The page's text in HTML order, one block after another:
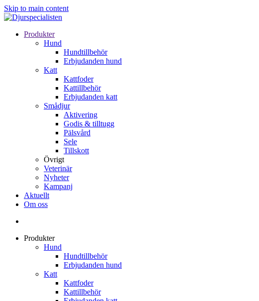
Skip to main content
Produkter
Hund
Hundtillbehör
Erbjudanden hund
Katt
Kattfoder
Kattillbehör
Erbjudanden katt
Smådjur
Aktivering
Godis & tilltugg
Pälsvård
Sele
Tillskott
Övrigt
Veterinär
Nyheter
Kampanj
Aktuellt
Om oss
Produkter
Hund
Hundtillbehör
Erbjudanden hund
Katt
Kattfoder
Kattillbehör